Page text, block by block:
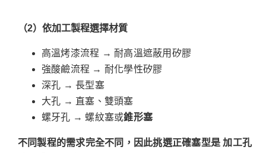
（2）依加工製程選擇材質
高溫烤漆流程 → 耐高溫遮蔽用矽膠
強酸鹼流程 → 耐化學性矽膠
深孔 → 長型塞
大孔 → 直塞、雙頭塞
螺牙孔 → 螺紋塞或錐形塞
不同製程的需求完全不同，因此挑選正確塞型是加工孔